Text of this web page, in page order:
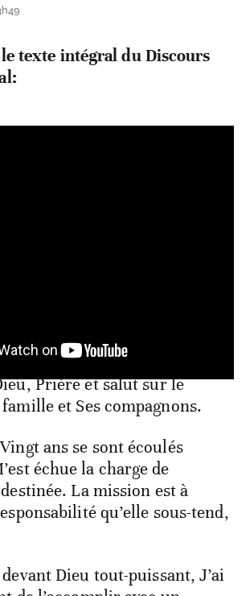
texte intégral du Discours
Prière et salut sur le
et Ses compagnons.
ans se sont écoulés
échue la charge de
La mission est à
qu’elle sous-tend,
Dieu tout-puissant, J’ai